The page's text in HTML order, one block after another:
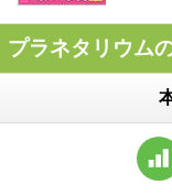
プラネタリウム